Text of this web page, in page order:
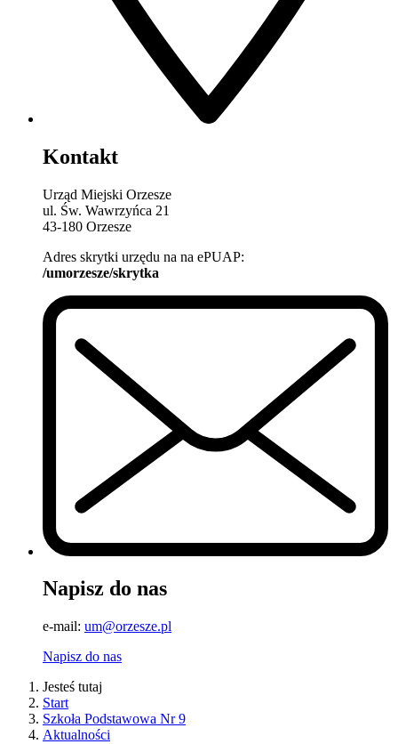
Kontakt
Urząd Miejski Orzesze
ul. Św. Wawrzyńca 21
43-180 Orzesze
Adres skrytki urzędu na na ePUAP:
/umorzesze/skrytka
Napisz do nas
e-mail: um@orzesze.pl
Napisz do nas
Jesteś tutaj
Start
Szkoła Podstawowa Nr 9
Aktualności